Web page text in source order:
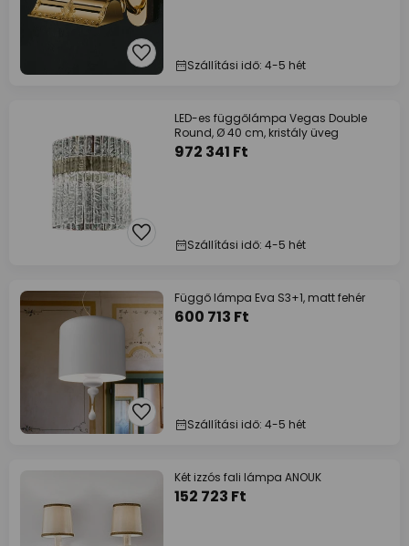
Szállítási idő: 4-5 hét
LED-es függőlámpa Vegas Double
Round, Ø 40 cm, kristály üveg
972 341 Ft
Szállítási idő: 4-5 hét
Függő lámpa Eva S3+1, matt fehér
600 713 Ft
Szállítási idő: 4-5 hét
Két izzós fali lámpa ANOUK
152 723 Ft